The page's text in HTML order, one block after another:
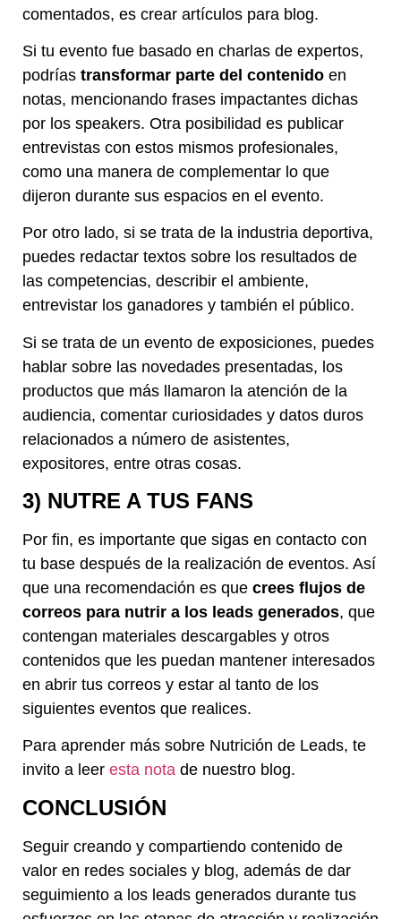
comentados, es crear artículos para blog.
Si tu evento fue basado en charlas de expertos,
podrías transformar parte del contenido en
notas, mencionando frases impactantes dichas
por los speakers. Otra posibilidad es publicar
entrevistas con estos mismos profesionales,
como una manera de complementar lo que
dijeron durante sus espacios en el evento.
Por otro lado, si se trata de la industria deportiva,
puedes redactar textos sobre los resultados de
las competencias, describir el ambiente,
entrevistar los ganadores y también el público.
Si se trata de un evento de exposiciones, puedes
hablar sobre las novedades presentadas, los
productos que más llamaron la atención de la
audiencia, comentar curiosidades y datos duros
relacionados a número de asistentes,
expositores, entre otras cosas.
3) NUTRE A TUS FANS
Por fin, es importante que sigas en contacto con
tu base después de la realización de eventos. Así
que una recomendación es que crees flujos de
correos para nutrir a los leads generados, que
contengan materiales descargables y otros
contenidos que les puedan mantener interesados
en abrir tus correos y estar al tanto de los
siguientes eventos que realices.
Para aprender más sobre Nutrición de Leads, te
invito a leer esta nota de nuestro blog.
CONCLUSIÓN
Seguir creando y compartiendo contenido de
valor en redes sociales y blog, además de dar
seguimiento a los leads generados durante tus